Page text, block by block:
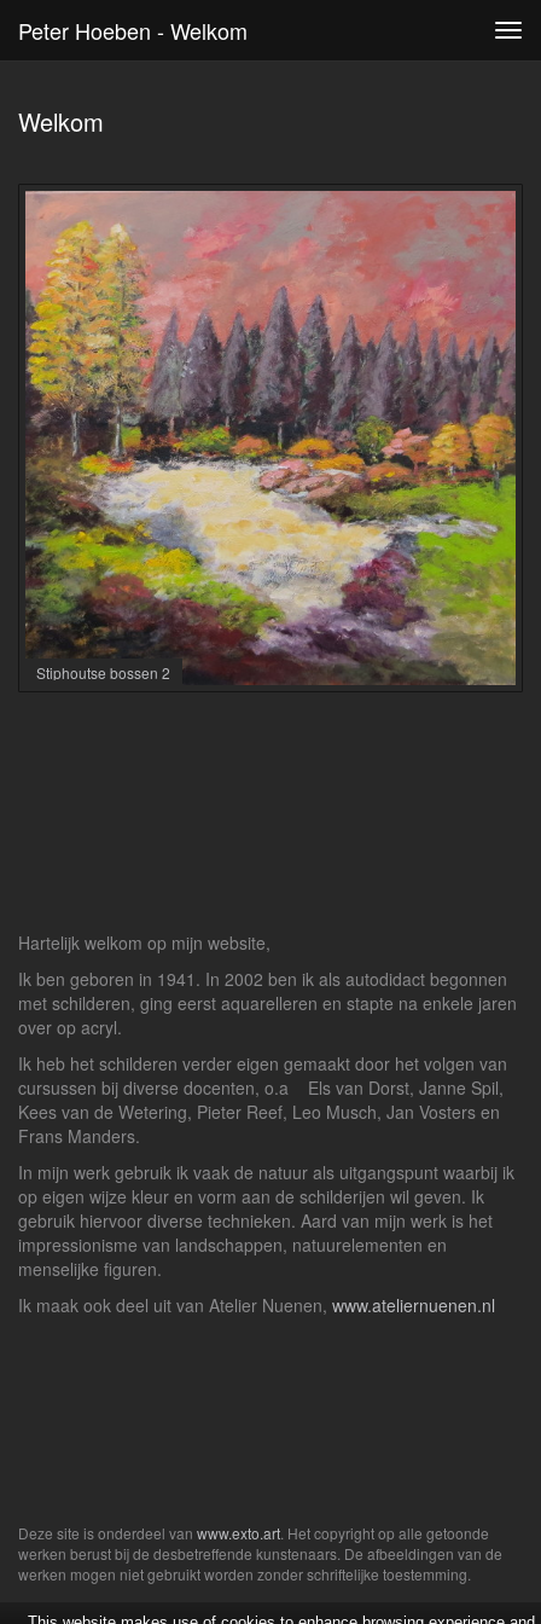
Peter Hoeben - Welkom
Welkom
Stiphoutse bossen 2
Hartelijk welkom op mijn website,
Ik ben geboren in 1941. In 2002 ben ik als autodidact begonnen
met schilderen, ging eerst aquarelleren en stapte na enkele jaren
over op acryl.
Ik heb het schilderen verder eigen gemaakt door het volgen van
cursussen bij diverse docenten, o.a Els van Dorst, Janne Spil,
Kees van de Wetering, Pieter Reef, Leo Musch, Jan Vosters en
Frans Manders.
In mijn werk gebruik ik vaak de natuur als uitgangspunt waarbij ik
op eigen wijze kleur en vorm aan de schilderijen wil geven. Ik
gebruik hiervoor diverse technieken. Aard van mijn werk is het
impressionisme van landschappen, natuurelementen en
menselijke figuren.
Ik maak ook deel uit van Atelier Nuenen, www.ateliernuenen.nl
Deze site is onderdeel van www.exto.art . Het copyright op alle getoonde
werken berust bij de desbetreffende kunstenaars. De afbeeldingen van de
werken mogen niet gebruikt worden zonder schriftelijke toestemming.